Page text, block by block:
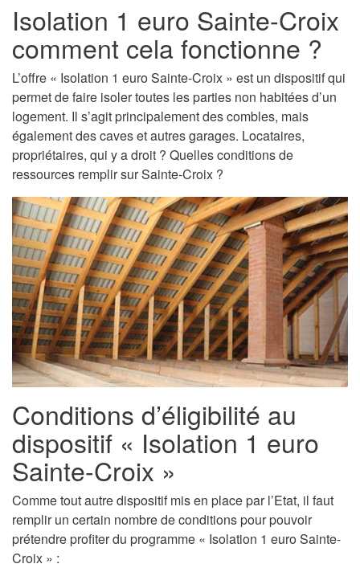
Isolation 1 euro Sainte-Croix
comment cela fonctionne ?
L’offre « Isolation 1 euro Sainte-Croix » est un dispositif qui
permet de faire isoler toutes les parties non habitées d’un
logement. Il s’agit principalement des combles, mais
également des caves et autres garages. Locataires,
propriétaires, qui y a droit ? Quelles conditions de
ressources remplir sur Sainte-Croix ?
Conditions d’éligibilité au
dispositif « Isolation 1 euro
Sainte-Croix »
Comme tout autre dispositif mis en place par l’Etat, il faut
remplir un certain nombre de conditions pour pouvoir
prétendre profiter du programme « Isolation 1 euro Sainte-
Croix » :